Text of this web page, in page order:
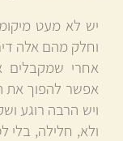
יש לא מעט
וחלק מהם אלה
אחרי שמקבלים
אפשר להפוך את
ויש הרבה רוגע
ולא, חלילה,